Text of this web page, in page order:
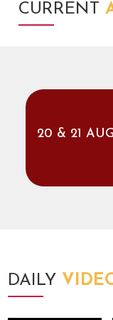
CURRENT
20 & 21
DAILY